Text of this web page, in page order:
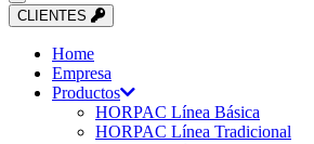
CLIENTES
Home
Empresa
Productos
HORPAC Línea Básica
HORPAC Línea Tradicional